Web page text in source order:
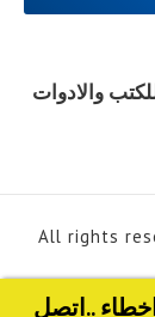
والادوات
توجد اخطاء ..اتصل